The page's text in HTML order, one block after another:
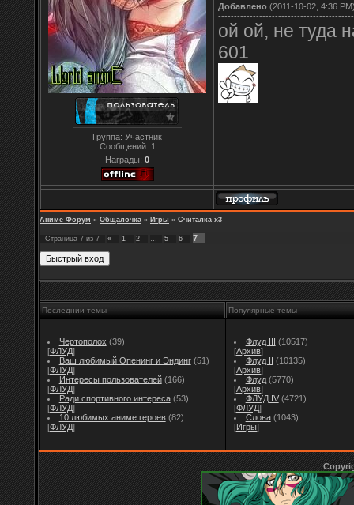
Группа: Участник
Сообщений: 1
Награды: 0
Добавлено (2011-10-02, 4:36
ой ой, не туда
601
Аниме Форум » Общалочка » Игры » Считалка х3
Страница 7 из 7 « 1 2 … 5 6 7
Последнии темы Популярные темы
Чертополох (39)
[ФЛУД]
Ваш любимый Опенинг и Эндинг (51)
[ФЛУД]
Интересы пользователей (166)
[ФЛУД]
Ради спортивного интереса (53)
[ФЛУД]
10 любимых аниме героев (82)
[ФЛУД]
Флуд III (10517)
[Архив]
Флуд II (10135)
[Архив]
Флуд (5770)
[Архив]
ФЛУД IV (4721)
[ФЛУД]
Слова (1043)
[Игры]